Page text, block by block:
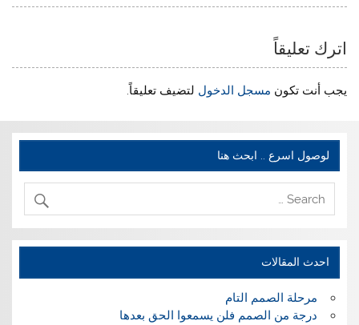
اترك تعليقاً
يجب أنت تكون مسجل الدخول لتضيف تعليقاً.
لوصول اسرع .. ابحث هنا
احدث المقالات
مرحلة الصمم التام
درجة من الصمم فلن يسمعوا الحق بعدها